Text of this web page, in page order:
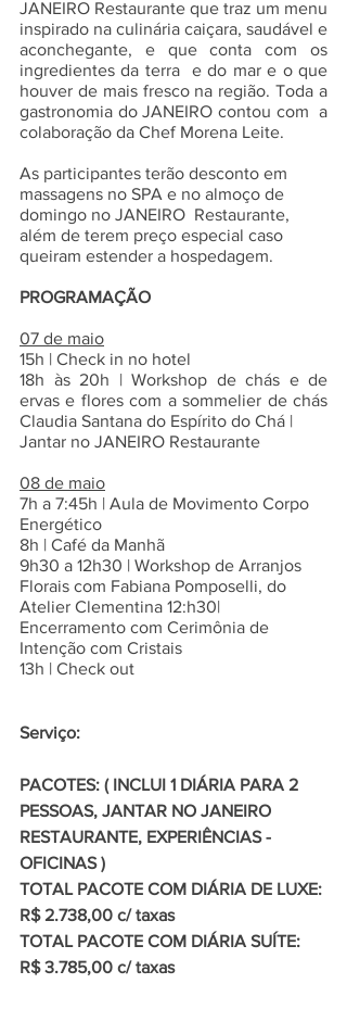
JANEIRO Restaurante que traz um menu
inspirado na culinária caiçara, saudável e
aconchegante, e que conta com os
ingredientes da terra  e do mar e o que
houver de mais fresco na região. Toda a
gastronomia do JANEIRO contou com  a
colaboração da Chef Morena Leite.
As participantes terão desconto em
massagens no SPA e no almoço de
domingo no JANEIRO  Restaurante,
além de terem preço especial caso
queiram estender a hospedagem.
PROGRAMAÇÃO
07 de maio
15h | Check in no hotel
18h às 20h | Workshop de chás e de
ervas e flores com a sommelier de chás
Claudia Santana do Espírito do Chá |
Jantar no JANEIRO Restaurante
08 de maio
7h a 7:45h | Aula de Movimento Corpo
Energético
8h | Café da Manhã
9h30 a 12h30 | Workshop de Arranjos
Florais com Fabiana Pomposelli, do
Atelier Clementina 12:h30|
Encerramento com Cerimônia de
Intenção com Cristais
13h | Check out
Serviço:
PACOTES: ( INCLUI 1 DIÁRIA PARA 2
PESSOAS, JANTAR NO JANEIRO
RESTAURANTE, EXPERIÊNCIAS -
OFICINAS )
TOTAL PACOTE COM DIÁRIA DE LUXE:
R$ 2.738,00 c/ taxas
TOTAL PACOTE COM DIÁRIA SUÍTE:
R$ 3.785,00 c/ taxas